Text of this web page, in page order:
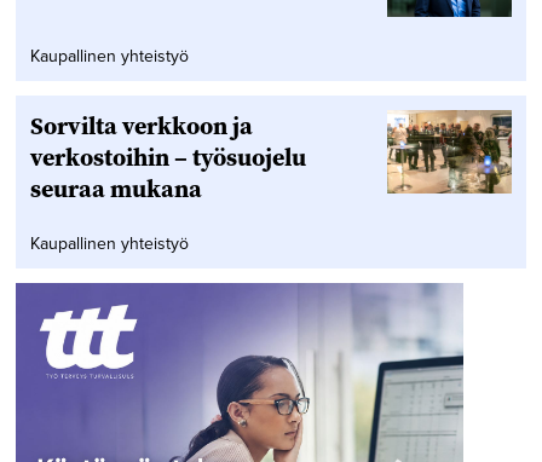
Kaupallinen yhteistyö
Sorvilta verkkoon ja
verkostoihin – työsuojelu
seuraa mukana
Kaupallinen yhteistyö